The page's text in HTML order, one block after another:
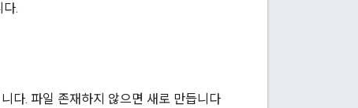
.
다. 파일 존재하지 않으면 새로 만듭니다